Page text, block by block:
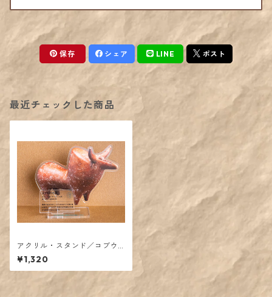
保存 シェア LINE ポスト
最近チェックした商品
アクリル・スタンド／コブウ
シ土器
¥1,320